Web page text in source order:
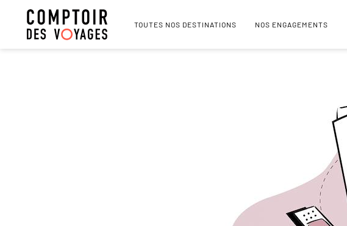
TOUTES NOS DESTINATIONS NOS ENGAGEMENTS